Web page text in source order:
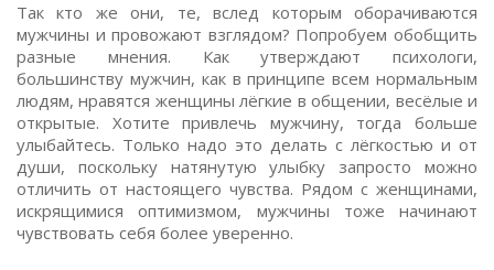
Так кто же они, те, вслед которым оборачиваются
мужчины и провожают взглядом? Попробуем обобщить
разные мнения. Как утверждают психологи,
большинству мужчин, как в принципе всем нормальным
людям, нравятся женщины лёгкие в общении, весёлые и
открытые. Хотите привлечь мужчину, тогда больше
улыбайтесь. Только надо это делать с лёгкостью и от
души, поскольку натянутую улыбку запросто можно
отличить от настоящего чувства. Рядом с женщинами,
искрящимися оптимизмом, мужчины тоже начинают
чувствовать себя более уверенно.